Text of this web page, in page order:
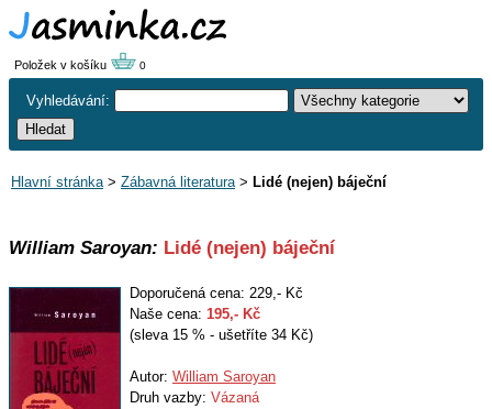
Položek v košíku 0
Vyhledávání:
Hlavní stránka> Zábavná literatura> Lidé (nejen) báječní
William Saroyan: Lidé (nejen) báječní
Doporučená cena: 229,- Kč
Naše cena: 195,- Kč
(sleva 15 % - ušetříte 34 Kč)
Autor: William Saroyan
Druh vazby: Vázaná